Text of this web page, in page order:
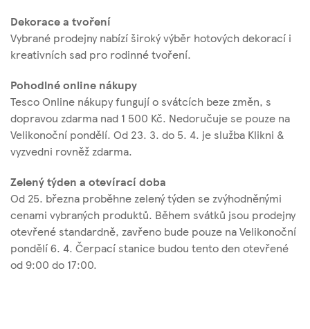
Dekorace a tvoření
Vybrané prodejny nabízí široký výběr hotových dekorací i
kreativních sad pro rodinné tvoření.
Pohodlné online nákupy
Tesco Online nákupy fungují o svátcích beze změn, s
dopravou zdarma nad 1 500 Kč. Nedoručuje se pouze na
Velikonoční pondělí. Od 23. 3. do 5. 4. je služba Klikni &
vyzvedni rovněž zdarma.
Zelený týden a otevírací doba
Od 25. března proběhne zelený týden se zvýhodněnými
cenami vybraných produktů. Během svátků jsou prodejny
otevřené standardně, zavřeno bude pouze na Velikonoční
pondělí 6. 4. Čerpací stanice budou tento den otevřené
od 9:00 do 17:00.